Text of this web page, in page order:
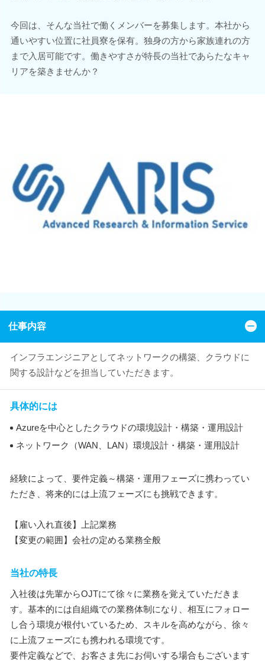
今回は、そんな当社で働くメンバーを募集します。本社から
通いやすい位置に社員寮を保有。独身の方から家族連れの方
まで入居可能です。働きやすさが特長の当社であらたなキャ
リアを築きませんか？
仕事内容
インフラエンジニアとしてネットワークの構築、クラウドに
関する設計などを担当していただきます。
具体的には
Azureを中心としたクラウドの環境設計・構築・運用設計
ネットワーク（WAN、LAN）環境設計・構築・運用設計
経験によって、要件定義～構築・運用フェーズに携わってい
ただき、将来的には上流フェーズにも挑戦できます。
【雇い入れ直後】上記業務
【変更の範囲】会社の定める業務全般
当社の特長
入社後は先輩からOJTにて徐々に業務を覚えていただきま
す。基本的には自組織での業務体制になり、相互にフォロー
し合う環境が根付いているため、スキルを高めながら、徐々
に上流フェーズにも携われる環境です。
要件定義などで、お客さま先にお伺いする場合もございます